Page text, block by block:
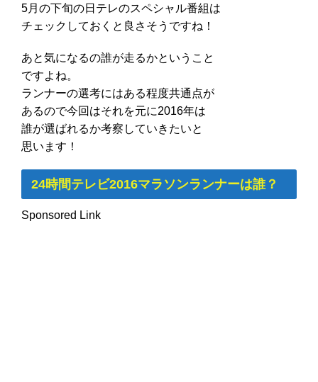
5月の下旬の日テレのスペシャル番組は
チェックしておくと良さそうですね！
あと気になるの誰が走るかということ
ですよね。
ランナーの選考にはある程度共通点が
あるので今回はそれを元に2016年は
誰が選ばれるか考察していきたいと
思います！
24時間テレビ2016マラソンランナーは誰？
Sponsored Link